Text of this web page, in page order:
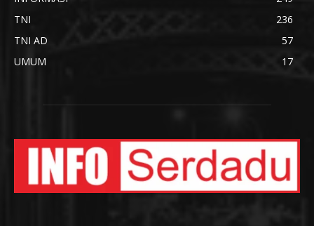
TNI
236
TNI AD
57
UMUM
17